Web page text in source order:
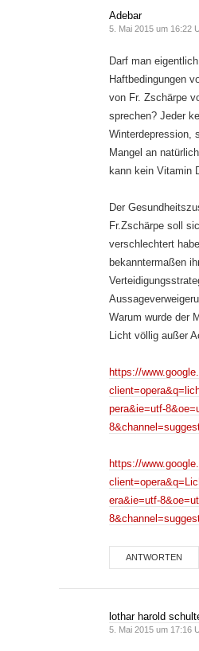
Adebar
5. Mai 2015 um 16:22
Darf man
Haftbedingungen
von Fr. Zschärpe
sprechen? Jeder
Winterdepression,
Mangel an
kann kein Vitamin
Der
Fr.Zschärpe soll
verschlechtert
bekanntermaßen
Warum wurde der
Licht völlig außer
https://
pera&ie=utf-
https://
era&ie=utf-
ANTWORTEN
lothar harold
5. Mai 2015 um 17:16